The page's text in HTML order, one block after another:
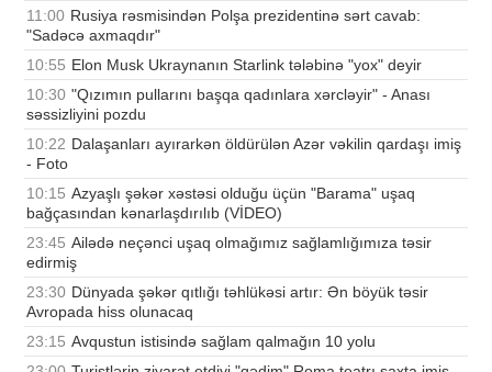
11:00 Rusiya rəsmisindən Polşa prezidentinə sərt cavab:
"Sadəcə axmaqdır"
10:55 Elon Musk Ukraynanın Starlink tələbinə "yox" deyir
10:30 "Qızımın pullarını başqa qadınlara xərcləyir" - Anası
səssizliyini pozdu
10:22 Dalaşanları ayırarkən öldürülən Azər vəkilin qardaşı imiş
- Foto
10:15 Azyaşlı şəkər xəstəsi olduğu üçün "Barama" uşaq
bağçasından kənarlaşdırılıb (VİDEO)
23:45 Ailədə neçənci uşaq olmağımız sağlamlığımıza təsir
edirmiş
23:30 Dünyada şəkər qıtlığı təhlükəsi artır: Ən böyük təsir
Avropada hiss olunacaq
23:15 Avqustun istisində sağlam qalmağın 10 yolu